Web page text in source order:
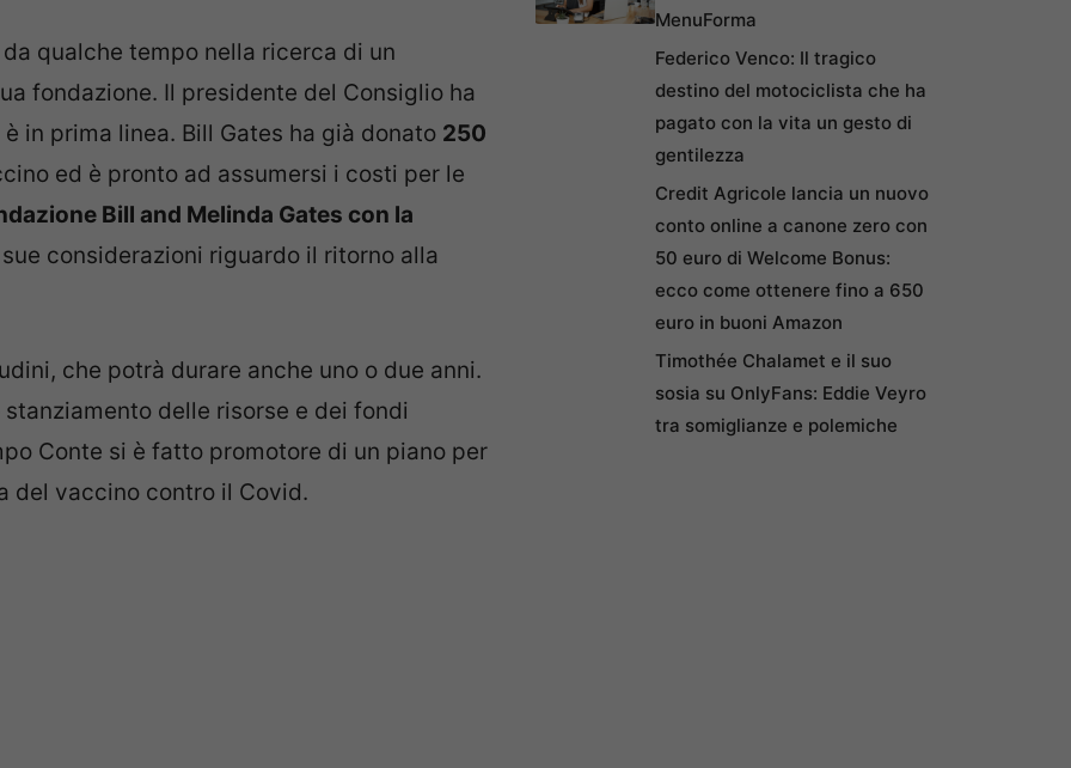
qualche tempo nella ricerca di un
fondazione. Il presidente del Consiglio ha
in prima linea. Bill Gates ha già donato 250
ed è pronto ad assumersi i costi per le
Bill and Melinda Gates con la
considerazioni riguardo il ritorno alla
che potrà durare anche uno o due anni.
delle risorse e dei fondi
Conte si è fatto promotore di un piano per
del vaccino contro il Covid.
MenuForma
Federico Venco: Il tragico
destino del motociclista che ha
pagato con la vita un gesto di
gentilezza
Credit Agricole lancia un nuovo
conto online a canone zero con
50 euro di Welcome Bonus:
ecco come ottenere fino a 650
euro in buoni Amazon
Timothée Chalamet e il suo
sosia su OnlyFans: Eddie Veyro
tra somiglianze e polemiche